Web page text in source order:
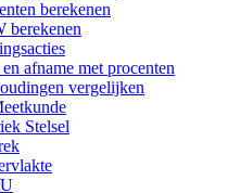
berekenen
berekenen
afname met procenten
vergelijken
Stelsel